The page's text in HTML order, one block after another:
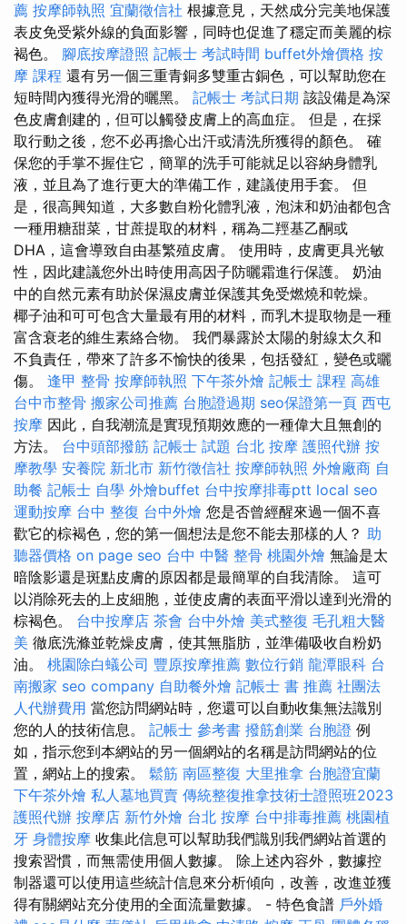
薦 按摩師執照 宜蘭徵信社 根據意見，天然成分完美地保護
表皮免受紫外線的負面影響，同時也促進了穩定而美麗的棕
褐色。 腳底按摩證照 記帳士 考試時間 buffet外燴價格 按
摩 課程 還有另一個三重青銅多雙重古銅色，可以幫助您在
短時間內獲得光滑的曬黑。 記帳士 考試日期 該設備是為深
色皮膚創建的，但可以觸發皮膚上的高血症。 但是，在採
取行動之後，您不必再擔心出汗或清洗所獲得的顏色。 確
保您的手掌不握住它，簡單的洗手可能就足以容納身體乳
液，並且為了進行更大的準備工作，建議使用手套。 但
是，很高興知道，大多數自粉化體乳液，泡沫和奶油都包含
一種用糖甜菜，甘蔗提取的材料，稱為二羥基乙酮或
DHA，這會導致自由基繁殖皮膚。 使用時，皮膚更具光敏
性，因此建議您外出時使用高因子防曬霜進行保護。 奶油
中的自然元素有助於保濕皮膚並保護其免受燃燒和乾燥。
椰子油和可可包含大量最有用的材料，而乳木提取物是一種
富含衰老的維生素絡合物。 我們暴露於太陽的射線太久和
不負責任，帶來了許多不愉快的後果，包括發紅，變色或曬
傷。 逢甲 整骨 按摩師執照 下午茶外燴 記帳士 課程 高雄
台中市整骨 搬家公司推薦 台胞證過期 seo保證第一頁 西屯
按摩 因此，自我潮流是實現預期效應的一種偉大且無創的
方法。 台中頭部撥筋 記帳士 試題 台北 按摩 護照代辦 按
摩教學 安養院 新北市 新竹徵信社 按摩師執照 外燴廠商 自
助餐 記帳士 自學 外燴buffet 台中按摩排毒ptt local seo
運動按摩 台中 整復 台中外燴 您是否曾經醒來過一個不喜
歡它的棕褐色，您的第一個想法是您不能去那樣的人？ 助
聽器價格 on page seo 台中 中醫 整骨 桃園外燴 無論是太
暗陰影還是斑點皮膚的原因都是最簡單的自我清除。 這可
以消除死去的上皮細胞，並使皮膚的表面平滑以達到光滑的
棕褐色。 台中按摩店 茶會 台中外燴 美式整復 毛孔粗大醫
美 徹底洗滌並乾燥皮膚，使其無脂肪，並準備吸收自粉奶
油。 桃園除白蟻公司 豐原按摩推薦 數位行銷 龍潭眼科 台
南搬家 seo company 自助餐外燴 記帳士 書 推薦 社團法
人代辦費用 當您訪問網站時，您還可以自動收集無法識別
您的人的技術信息。 記帳士 參考書 撥筋創業 台胞證 例
如，指示您到本網站的另一個網站的名稱是訪問網站的位
置，網站上的搜索。 鬆筋 南區整復 大里推拿 台胞證宜蘭
下午茶外燴 私人墓地買賣 傳統整復推拿技術士證照班2023
護照代辦 按摩店 新竹外燴 台北 按摩 台中排毒推薦 桃園植
牙 身體按摩 收集此信息可以幫助我們識別我們網站首選的
搜索習慣，而無需使用個人數據。 除上述內容外，數據控
制器還可以使用這些統計信息來分析傾向，改善，改進並獲
得有關網站充分使用的全面流量數據。 - 特色食譜 戶外婚